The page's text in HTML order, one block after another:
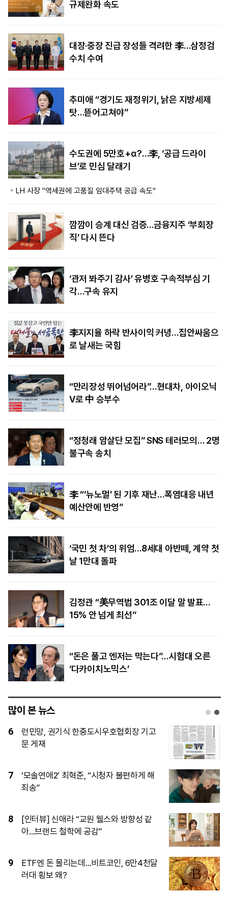
규제완화 속도
대장·중장 진급 장성들 격려한 李…삼정검
수치 수여
추미애 “경기도 재정위기, 낡은 지방세제
탓…뜯어고쳐야”
수도권에 5만호+α?…李, ‘공급 드라이
브’로 민심 달래기
LH 사장 "역세권에 고품질 임대주택 공급 속도"
깜깜이 승계 대신 검증…금융지주 ‘부회장
직’ 다시 뜬다
‘관저 봐주기 감사’ 유병호 구속적부심 기
각…구속 유지
李지지율 하락 반사이익 커녕…집안싸움으
로 날새는 국힘
“만리장성 뛰어넘어라”…현대차, 아이오닉
V로 中 승부수
“정청래 암살단 모집” SNS 테러모의… 2명
불구속 송치
李 “‘뉴노멀’ 된 기후 재난…폭염대응 내년
예산안에 반영”
‘국민 첫 차’의 위엄…8세대 아반떼, 계약 첫
날 1만대 돌파
김정관 “美무역법 301조 이달 말 발표…
15% 안 넘게 최선”
“돈은 풀고 엔저는 막는다”…시험대 오른
‘다카이치노믹스’
많이 본 뉴스
1
[단독]15사단 ‘투표권 미보장’…초급간부
들이 질책 두려워 ‘자체누락’
2
국내 범죄·수사정보 손에 쥔 행안부…‘대검
범죄정보’ 중수청 승계
3
미 하원 공화당, 한국 정통망법 집행 브리
핑 요구…쿠팡 이어 디지털 규제 압박
4
[체험기] 삼성 비스포크 로봇청소기…‘청
소로부터의 자유’ 얼마나 가능할까